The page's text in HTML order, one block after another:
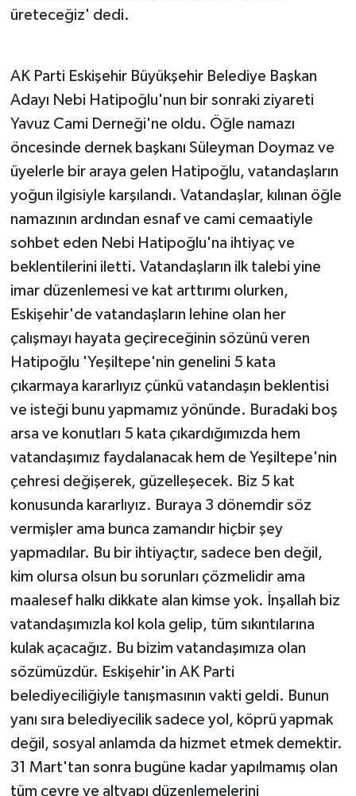
üreteceğiz' dedi.
AK Parti Eskişehir Büyükşehir Belediye Başkan
Adayı Nebi Hatipoğlu'nun bir sonraki ziyareti
Yavuz Cami Derneği'ne oldu. Öğle namazı
öncesinde dernek başkanı Süleyman Doymaz ve
üyelerle bir araya gelen Hatipoğlu, vatandaşların
yoğun ilgisiyle karşılandı. Vatandaşlar, kılınan öğle
namazının ardından esnaf ve cami cemaatiyle
sohbet eden Nebi Hatipoğlu'na ihtiyaç ve
beklentilerini iletti. Vatandaşların ilk talebi yine
imar düzenlemesi ve kat arttırımı olurken,
Eskişehir'de vatandaşların lehine olan her
çalışmayı hayata geçireceğinin sözünü veren
Hatipoğlu 'Yeşiltepe'nin genelini 5 kata
çıkarmaya kararlıyız çünkü vatandaşın beklentisi
ve isteği bunu yapmamız yönünde. Buradaki boş
arsa ve konutları 5 kata çıkardığımızda hem
vatandaşımız faydalanacak hem de Yeşiltepe'nin
çehresi değişerek, güzelleşecek. Biz 5 kat
konusunda kararlıyız. Buraya 3 dönemdir söz
vermişler ama bunca zamandır hiçbir şey
yapmadılar. Bu bir ihtiyaçtır, sadece ben değil,
kim olursa olsun bu sorunları çözmelidir ama
maalesef halkı dikkate alan kimse yok. İnşallah biz
vatandaşımızla kol kola gelip, tüm sıkıntılarına
kulak açacağız. Bu bizim vatandaşımıza olan
sözümüzdür. Eskişehir'in AK Parti
belediyeciliğiyle tanışmasının vakti geldi. Bunun
yanı sıra belediyecilik sadece yol, köprü yapmak
değil, sosyal anlamda da hizmet etmek demektir.
31 Mart'tan sonra bugüne kadar yapılmamış olan
tüm çevre ve altyapı düzenlemelerini